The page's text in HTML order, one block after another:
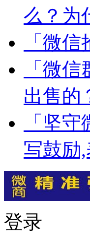
么？为
「微
「微
出售的
「坚
写鼓励,
登录